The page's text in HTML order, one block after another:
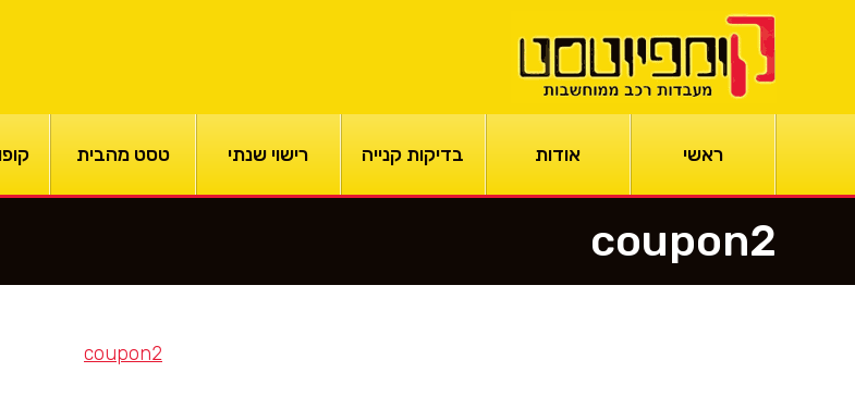
ראשי אודות בדיקות קנייה רישוי שנתי טסט מהבית
coupon2
coupon2